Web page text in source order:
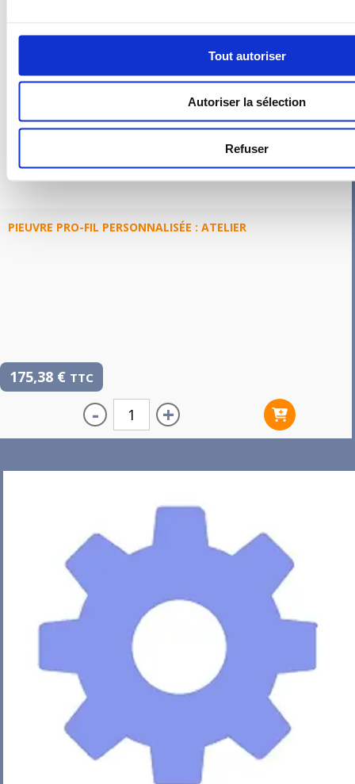
Tout autoriser
Autoriser la sélection
Refuser
PIEUVRE PRO-FIL PERSONNALISÉE : ATELIER
175,38 € TTC
- +